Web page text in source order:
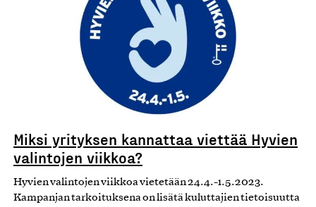
Miksi yrityksen kannattaa viettää Hyvien
valintojen viikkoa?
Hyvien valintojen viikkoa vietetään 24.4.-1.5.2023.
Kampanjan tarkoituksena on lisätä kuluttajien tietoisuutta